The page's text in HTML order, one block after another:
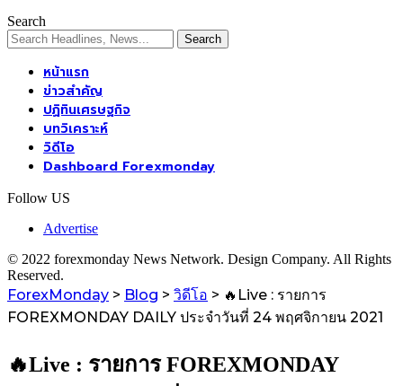
Search
หน้าแรก
ข่าวสำคัญ
ปฏิทินเศรษฐกิจ
บทวิเคราะห์
วิดีโอ
Dashboard Forexmonday
Follow US
Advertise
© 2022 forexmonday News Network. Design Company. All Rights
Reserved.
ForexMonday > Blog > วิดีโอ > 🔥Live : รายการ
FOREXMONDAY DAILY ประจำวันที่ 24 พฤศจิกายน 2021
🔥Live : รายการ FOREXMONDAY